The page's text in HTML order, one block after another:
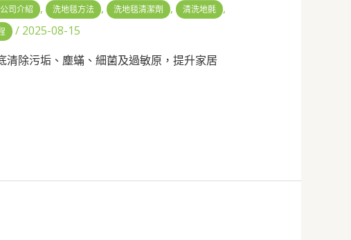
司介紹 , 洗地毯方法 , 洗地毯清潔劑 , 清洗地氈 ,
/ 2025-08-15
除污垢、塵蟎、細菌及過敏原，提升家居